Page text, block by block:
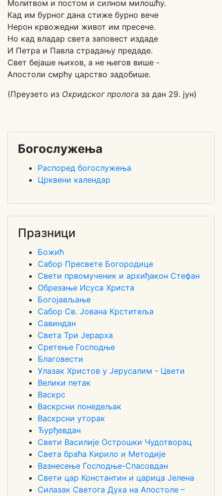
Молитвом и постом и силном милошћу.
Кад им бурног дана стиже бурно вече
Нерон крвожедни живот им пресече.
Но кад владар света заповест издаде
И Петра и Павла страдању предаде.
Свет бејаше њихов, a не његов више -
Апостоли смрћу царство задобише.
(Преузето из Охридског пролога за дан 29. јун)
Богослужења
Распоред богослужења
Црквени календар
Празници
Божић
Сабор Пресвете Богородице
Свети првомученик и архиђакон Стефан
Обрезање Исуса Христа
Богојављање
Сабор Св. Јована Крститеља
Савиндан
Света Три Јерарха
Сретење Господње
Благовести
Улазак Христов у Јерусалим - Цвети
Велики петак
Васкрс
Васкрсни понедељак
Васкрсни уторак
Ђурђевдан
Свети Василије Острошки Чудотворац
Света браћа Кирило и Методије
Вазнесење Господње-Спасовдан
Свети цар Константин и царица Јелена
Силазак Светога Духа на Апостоле –